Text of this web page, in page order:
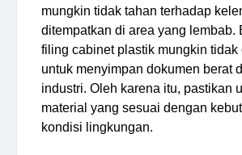
mungkin tidak tahan terhadap
ditempatkan di area yang lembab.
filing cabinet plastik mungkin tidak
untuk menyimpan dokumen berat
industri. Oleh karena itu, pastikan
material yang sesuai dengan
kondisi lingkungan.